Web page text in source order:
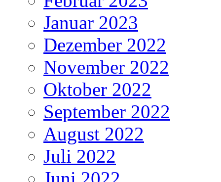
Januar 2023
Dezember 2022
November 2022
Oktober 2022
September 2022
August 2022
Juli 2022